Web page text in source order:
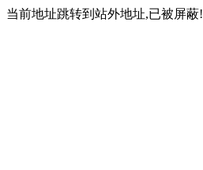
当前地址跳转到站外地址,已被屏蔽!